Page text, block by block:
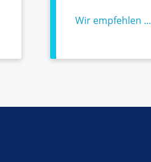
Wir empfehlen ...